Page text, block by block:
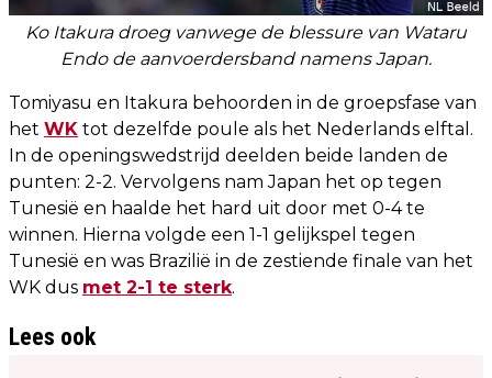
Ko Itakura droeg vanwege de blessure van Wataru
Endo de aanvoerdersband namens Japan.
Tomiyasu en Itakura behoorden in de groepsfase van
het WK tot dezelfde poule als het Nederlands elftal.
In de openingswedstrijd deelden beide landen de
punten: 2-2. Vervolgens nam Japan het op tegen
Tunesië en haalde het hard uit door met 0-4 te
winnen. Hierna volgde een 1-1 gelijkspel tegen
Tunesië en was Brazilië in de zestiende finale van het
WK dus met 2-1 te sterk.
Lees ook